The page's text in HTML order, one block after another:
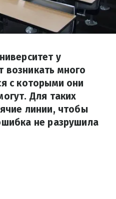
у
возникать много
с которыми они
Для таких
линии, чтобы
не разрушила